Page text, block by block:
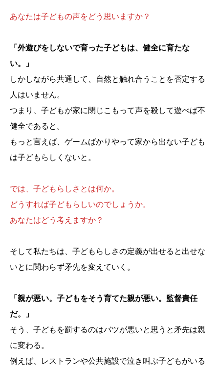
あなたは子どもの声をどう思いますか？
「外遊びをしないで育った子どもは、健全に育たな
い。」
しかしながら共通して、自然と触れ合うことを否定する
人はいません。
つまり、子どもが家に閉じこもって声を殺して遊べば不
健全であると。
もっと言えば、ゲームばかりやって家から出ない子ども
は子どもらしくないと。
では、子どもらしさとは何か。
どうすれば子どもらしいのでしょうか。
あなたはどう考えますか？
そして私たちは、子どもらしさの定義が出せると出せな
いとに関わらず矛先を変えていく。
「親が悪い。子どもをそう育てた親が悪い。監督責任
だ。」
そう、子どもを罰するのはバツが悪いと思うと矛先は親
に変わる。
例えば、レストランや公共施設で泣き叫ぶ子どもがいる